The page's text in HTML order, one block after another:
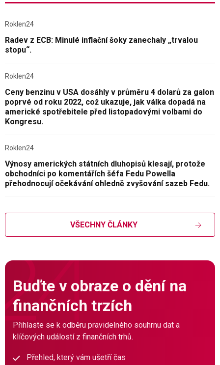
Roklen24
Radev z ECB: Minulé inflační šoky zanechaly „trvalou
stopu“.
Roklen24
Ceny benzinu v USA dosáhly v průměru 4 dolarů za galon
poprvé od roku 2022, což ukazuje, jak válka dopadá na
americké spotřebitele před listopadovými volbami do
Kongresu.
Roklen24
Výnosy amerických státních dluhopisů klesají, protože
obchodníci po komentářích šéfa Fedu Powella
přehodnocují očekávání ohledně zvyšování sazeb Fedu.
VŠECHNY ČLÁNKY
Buďte v obraze o dění na
finančních trzích
Přihlaste se k odběru pravidelného souhrnu dat a
klíčových událostí z finančních trhů.
Přehled, který vám ušetří čas